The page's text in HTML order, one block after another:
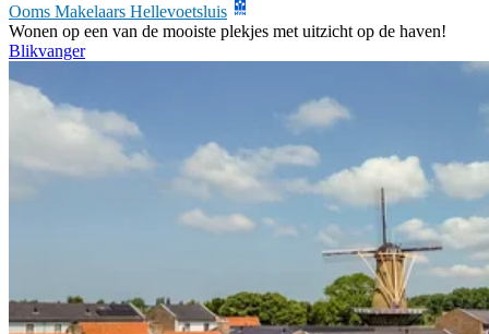
Ooms Makelaars Hellevoetsluis
Wonen op een van de mooiste plekjes met uitzicht op de haven!
Blikvanger